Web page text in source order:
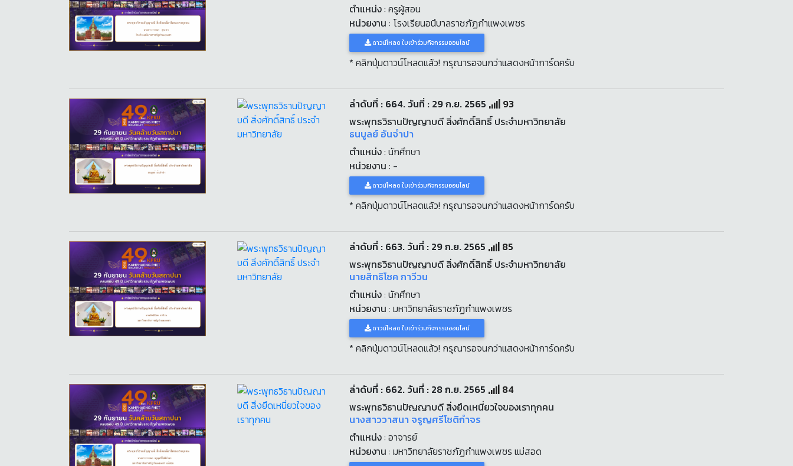
ตำแหน่ง: ครูผู้สอน
หน่วยงาน : โรงเรียนอนึบาลราชภัฏกำแพงเพชร
ดาวน์โหลด ใบเข้าร่วมกิจกรรมออนไลน์
* คลิกปุ่มดาวน์โหลดแล้ว! กรุณารอจนกว่าแสดงหน้าการ์ดครับ
ลำดับที่ : 664. วันที่ : 29 ก.ย. 2565
93
พระพุทธวิธานปัญญาบดี สิ่งศักดิ์สิทธิ์ ประจำมหาวิทยาลัย
ธนบูลย์ อ้นจำปา
ตำแหน่ง: นักศึกษา
หน่วยงาน : -
ดาวน์โหลด ใบเข้าร่วมกิจกรรมออนไลน์
* คลิกปุ่มดาวน์โหลดแล้ว! กรุณารอจนกว่าแสดงหน้าการ์ดครับ
ลำดับที่ : 663. วันที่ : 29 ก.ย. 2565
85
พระพุทธวิธานปัญญาบดี สิ่งศักดิ์สิทธิ์ ประจำมหาวิทยาลัย
นายสิทธิโชค กาวีวน
ตำแหน่ง: นักศึกษา
หน่วยงาน : มหาวิทยาลัยราชภัฏกำแพงเพชร
ดาวน์โหลด ใบเข้าร่วมกิจกรรมออนไลน์
* คลิกปุ่มดาวน์โหลดแล้ว! กรุณารอจนกว่าแสดงหน้าการ์ดครับ
ลำดับที่ : 662. วันที่ : 28 ก.ย. 2565
84
พระพุทธวิธานปัญญาบดี สิ่งยึดเหนี่ยวใจของเราทุกคน
นางสาววาสนา จรูญศรีโชติกำจร
ตำแหน่ง: อาจารย์
หน่วยงาน : มหาวิทยาลัยราชภัฏกำแพงเพชร แม่สอด